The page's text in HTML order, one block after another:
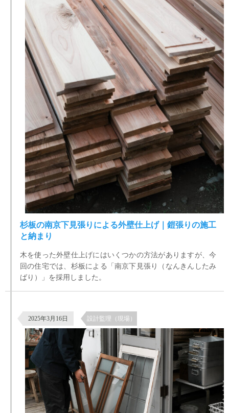
杉板の南京下見張りによる外壁仕上げ｜鎧張りの施工
と納まり
木を使った外壁仕上げにはいくつかの方法がありますが、今
回の住宅では、杉板による「南京下見張り（なんきんしたみ
ばり）」を採用しました。
2025年3月16日 設計監理（現場）